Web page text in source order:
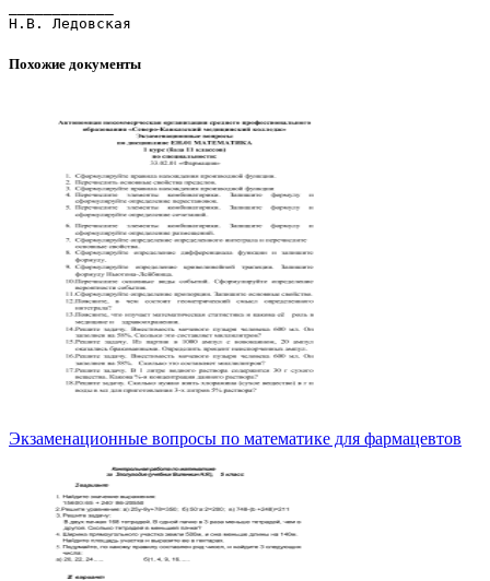
Похожие документы
Экзаменационные вопросы по математике для фармацевтов